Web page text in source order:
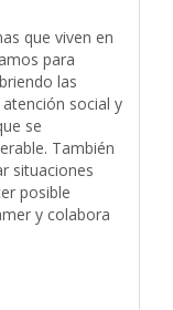
que viven en
para
las
social y
se
También
situaciones
posible
y colabora